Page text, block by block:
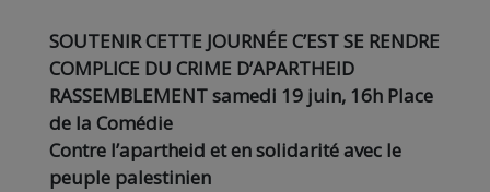
SOUTENIR CETTE JOURNÉE C’EST SE RENDRE
COMPLICE DU CRIME D’APARTHEID
RASSEMBLEMENT samedi 19 juin, 16h Place
de la Comédie
Contre l’apartheid et en solidarité avec le
peuple palestinien